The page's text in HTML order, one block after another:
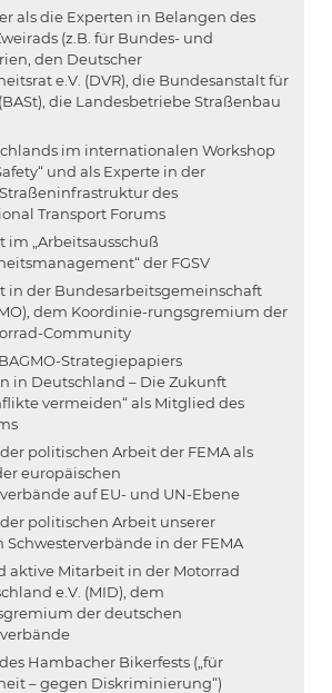
als die Experten in Belangen des
(z.B. für Bundes- und
den Deutscher
e.V. (DVR), die Bundesanstalt für
die Landesbetriebe Straßenbau
im internationalen Workshop
und als Experte in der
des
Transport Forums
im „Arbeitsausschuß
der FGSV
in der Bundesarbeitsgemeinschaft
dem Koordinie-rungsgremium der
Community
Strategiepapiers
in Deutschland – Die Zukunft
vermeiden“ als Mitglied des
politischen Arbeit der FEMA als
europäischen
auf EU- und UN-Ebene
politischen Arbeit unserer
in der FEMA
aktive Mitarbeit in der Motorrad
e.V. (MID), dem
der deutschen
Hambacher Bikerfests („für
– gegen Diskriminierung“)